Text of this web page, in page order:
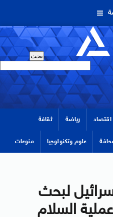
اقتصاد رياضة ثقافة
علوم وتكنولوجيا منوعات
لبحث
السلام